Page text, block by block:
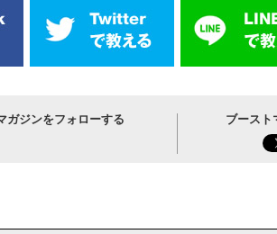
ガジンをフォローする ブースト